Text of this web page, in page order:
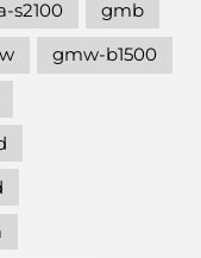
s2100
gmb
gmw-b1500